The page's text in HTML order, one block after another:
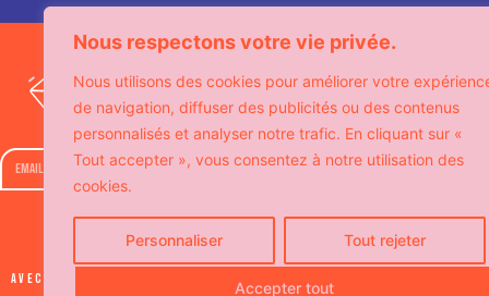
Nous respectons votre vie privée.
Nous utilisons des cookies pour améliorer votre
de navigation, diffuser des publicités ou des contenus
personnalisés et analyser notre trafic. En cliquant sur «
Tout accepter », vous consentez à notre utilisation des
cookies.
Personnaliser Tout rejeter
Accepter tout
Recevez notre
offres exclusives
Avec le soutien de